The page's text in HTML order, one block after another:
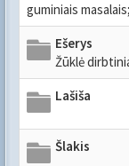
guminiais
Ešerys
Žūklė
Lašiša
Šlakis